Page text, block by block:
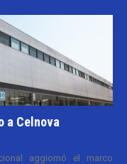
a Celnova
aggiornó el marco